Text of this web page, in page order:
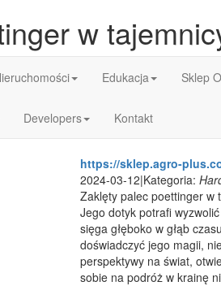
w
Edukacja Sklep
Developers Kontakt
https://sklep.agro-
2024-03-12|Kategoria:
Zaklęty palec poettinger w
Jego dotyk potrafi
sięga głęboko w głąb
doświadczyć jego magii,
perspektywy na świat,
sobie na podróż w krainę